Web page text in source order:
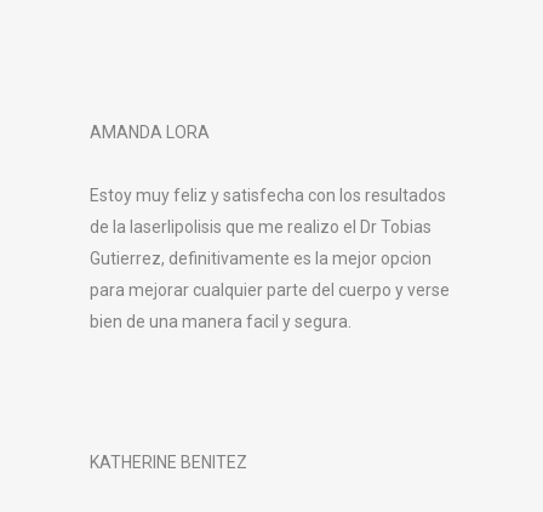
AMANDA LORA
Estoy muy feliz y satisfecha con los resultados
de la laserlipolisis que me realizo el Dr Tobias
Gutierrez, definitivamente es la mejor opcion
para mejorar cualquier parte del cuerpo y verse
bien de una manera facil y segura.
KATHERINE BENITEZ